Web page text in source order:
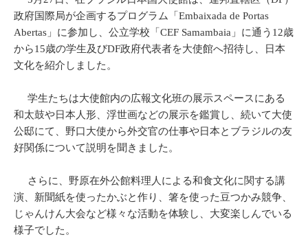
政府国際局が企画するプログラム「Embaixada de Portas
Abertas」に参加し、公立学校「CEF Samambaia」に通う12歳
から15歳の学生及びDF政府代表者を大使館へ招待し、日本
文化を紹介しました。
学生たちは大使館内の広報文化班の展示スペースにある
和太鼓や日本人形、浮世画などの展示を鑑賞し、続いて大使
公邸にて、野口大使から外交官の仕事や日本とブラジルの友
好関係について説明を聞きました。
さらに、野原在外公館料理人による和食文化に関する講
演、新聞紙を使ったかぶと作り、箸を使った豆つかみ競争、
じゃんけん大会など様々な活動を体験し、大変楽しんでいる
様子でした。